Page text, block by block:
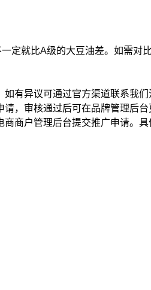
定就比A级的大豆油差。如需对
有异议可通过官方渠道联系我们
，审核通过后可在品牌管理后台
商户管理后台提交推广申请。具